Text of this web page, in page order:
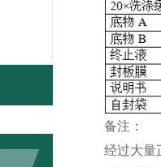
备注：
经过大量